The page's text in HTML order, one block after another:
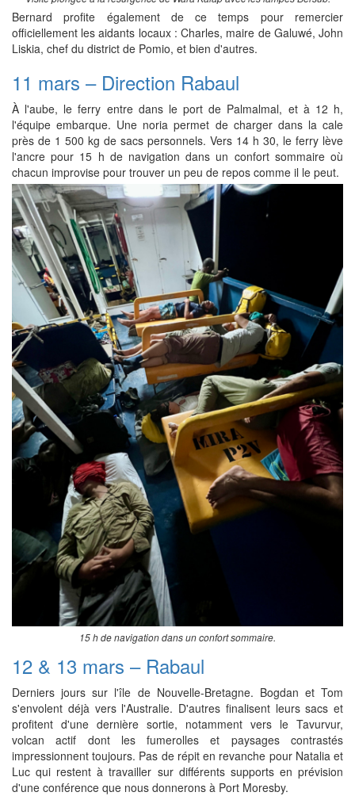
Bernard profite également de ce temps pour remercier
officiellement les aidants locaux : Charles, maire de Galuwé, John
Liskia, chef du district de Pomio, et bien d'autres.
11 mars – Direction Rabaul
À l'aube, le ferry entre dans le port de Palmalmal, et à 12 h,
l'équipe embarque. Une noria permet de charger dans la cale
près de 1 500 kg de sacs personnels. Vers 14 h 30, le ferry lève
l'ancre pour 15 h de navigation dans un confort sommaire où
chacun improvise pour trouver un peu de repos comme il le peut.
15 h de navigation dans un confort sommaire.
12 & 13 mars – Rabaul
Derniers jours sur l'île de Nouvelle-Bretagne. Bogdan et Tom
s'envolent déjà vers l'Australie. D'autres finalisent leurs sacs et
profitent d'une dernière sortie, notamment vers le Tavurvur,
volcan actif dont les fumerolles et paysages contrastés
impressionnent toujours. Pas de répit en revanche pour Natalia et
Luc qui restent à travailler sur différents supports en prévision
d'une conférence que nous donnerons à Port Moresby.